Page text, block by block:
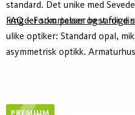
standard. Det unike med
lengder som passer best for
ulike optiker: Standard opal,
asymmetrisk optikk.
FAQ – Forkortelser og vanlige